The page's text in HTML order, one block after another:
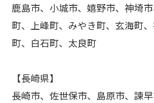
鹿島市、小城市、嬉野市、神埼
町、上峰町、みやき町、玄海町
町、白石町、太良町
【長崎県】
長崎市、佐世保市、島原市、諫